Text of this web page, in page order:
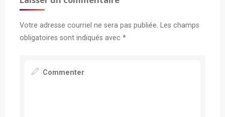
Votre adresse courriel ne sera pas publiée. Les champs
obligatoires sont indiqués avec *